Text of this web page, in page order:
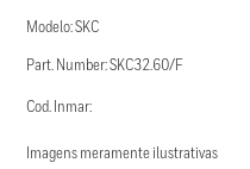
Modelo: SKC
Part. Number: SKC32.60/F
Cod. Inmar:
Imagens meramente ilustrativas